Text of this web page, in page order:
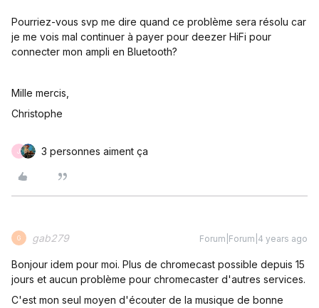
Pourriez-vous svp me dire quand ce problème sera résolu car
je me vois mal continuer à payer pour deezer HiFi pour
connecter mon ampli en Bluetooth?
Mille mercis,
Christophe
J 3 personnes aiment ça
G gab279 Forum|Forum|4 years ago
Bonjour idem pour moi. Plus de chromecast possible depuis 15
jours et aucun problème pour chromecaster d'autres services.
C'est mon seul moyen d'écouter de la musique de bonne